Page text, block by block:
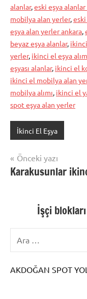
alanlar,eski eşya alanlar
mobilya alan yerler,
eşya alan yerler ankara,
beyaz eşya alanlar,
yerler, ikinci el eşya alım
eşyası alanlar, ikinci el
ikinci el mobilya alan
mobilya alımı, ikinci el
spot eşya alan yerler
İkinci El Eşya
Yazı
gezinmesi
Önceki yazı
Karakusunlar
İşçi
AKDOĞAN SPOT